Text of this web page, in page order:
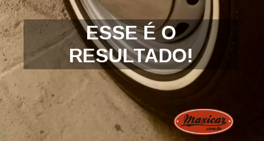
ESSE É O
RESULTADO!